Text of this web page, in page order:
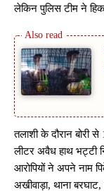
लेकिन पुलिस टीम ने
तलाशी के दौरान बोरी
लीटर अवैध हाथ भट्टी
आरोपियों ने अपने नाम
अखीवाड़ा, थाना बरघाट,